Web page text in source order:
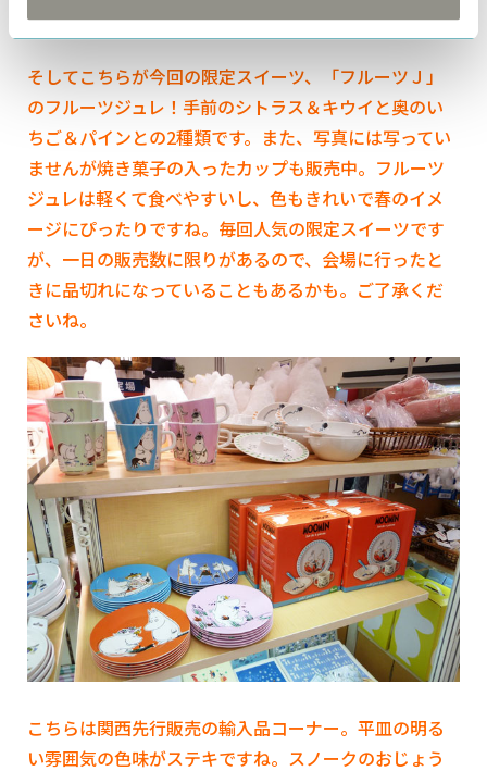
そしてこちらが今回の限定スイーツ、「フルーツＪ」
のフルーツジュレ！手前のシトラス＆キウイと奥のい
ちご＆パインとの2種類です。また、写真には写ってい
ませんが焼き菓子の入ったカップも販売中。フルーツ
ジュレは軽くて食べやすいし、色もきれいで春のイメ
ージにぴったりですね。毎回人気の限定スイーツです
が、一日の販売数に限りがあるので、会場に行ったと
きに品切れになっていることもあるかも。ご了承くだ
さいね。
こちらは関西先行販売の輸入品コーナー。平皿の明る
い雰囲気の色味がステキですね。スノークのおじょう